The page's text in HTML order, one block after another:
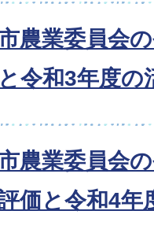
農業委員会
令和3年度の
農業委員会
価と令和4年